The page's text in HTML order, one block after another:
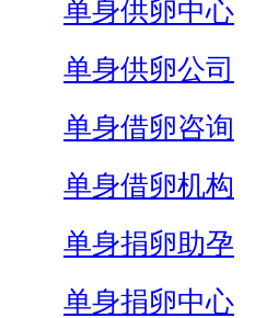
单身供卵中心
单身供卵公司
单身借卵咨询
单身借卵机构
单身捐卵助孕
单身捐卵中心